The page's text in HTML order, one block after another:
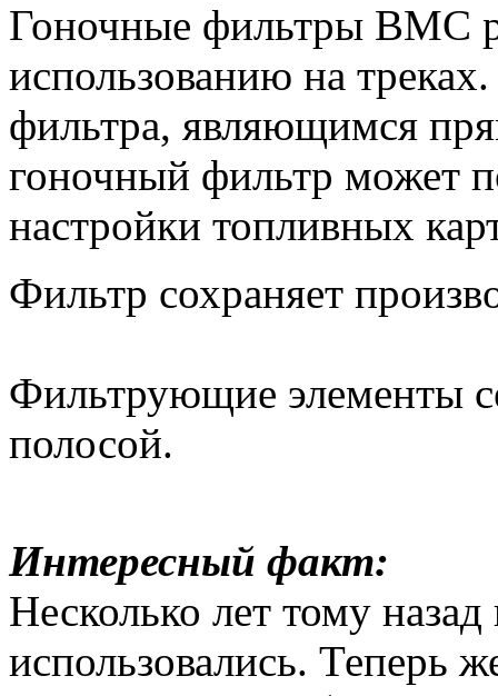
Гоночные фильтры BMC
использованию на
фильтра, являющимся
гоночный фильтр может
настройки топливных
Фильтр сохраняет
Фильтрующие элементы
полосой.
Интересный факт:
Несколько лет тому
использовались. Теперь